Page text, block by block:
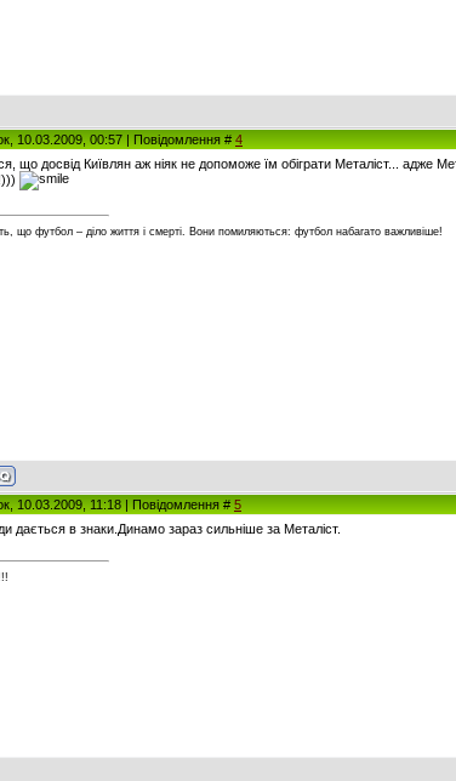
10.03.2009, 00:57 | Повідомлення #4
що досвід Київлян аж ніяк не допоможе їм обіграти Металіст...
що футбол – діло життя і смерті. Вони помиляються: футбол набагато важливіше!
10.03.2009, 11:18 | Повідомлення #5
дається в знаки.Динамо зараз сильніше за Металіст.